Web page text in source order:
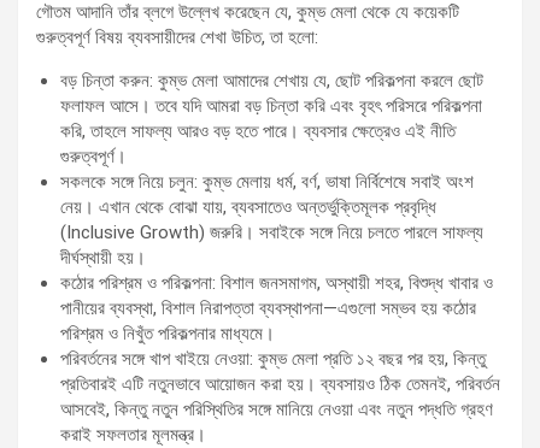
গৌতম আদানি তাঁর ব্লগে উল্লেখ করেছেন যে, কুম্ভ মেলা থেকে যে কয়েকটি
গুরুত্বপূর্ণ বিষয় ব্যবসায়ীদের শেখা উচিত, তা হলো:
বড় চিন্তা করুন: কুম্ভ মেলা আমাদের শেখায় যে, ছোট পরিকল্পনা করলে ছোট
ফলাফল আসে। তবে যদি আমরা বড় চিন্তা করি এবং বৃহৎ পরিসরে পরিকল্পনা
করি, তাহলে সাফল্য আরও বড় হতে পারে। ব্যবসার ক্ষেত্রেও এই নীতি
গুরুত্বপূর্ণ।
সকলকে সঙ্গে নিয়ে চলুন: কুম্ভ মেলায় ধর্ম, বর্ণ, ভাষা নির্বিশেষে সবাই অংশ
নেয়। এখান থেকে বোঝা যায়, ব্যবসাতেও অন্তর্ভুক্তিমূলক প্রবৃদ্ধি
(Inclusive Growth) জরুরি। সবাইকে সঙ্গে নিয়ে চলতে পারলে সাফল্য
দীর্ঘস্থায়ী হয়।
কঠোর পরিশ্রম ও পরিকল্পনা: বিশাল জনসমাগম, অস্থায়ী শহর, বিশুদ্ধ খাবার ও
পানীয়ের ব্যবস্থা, বিশাল নিরাপত্তা ব্যবস্থাপনা—এগুলো সম্ভব হয় কঠোর
পরিশ্রম ও নিখুঁত পরিকল্পনার মাধ্যমে।
পরিবর্তনের সঙ্গে খাপ খাইয়ে নেওয়া: কুম্ভ মেলা প্রতি ১২ বছর পর হয়, কিন্তু
প্রতিবারই এটি নতুনভাবে আয়োজন করা হয়। ব্যবসায়ও ঠিক তেমনই, পরিবর্তন
আসবেই, কিন্তু নতুন পরিস্থিতির সঙ্গে মানিয়ে নেওয়া এবং নতুন পদ্ধতি গ্রহণ
করাই সফলতার মূলমন্ত্র।